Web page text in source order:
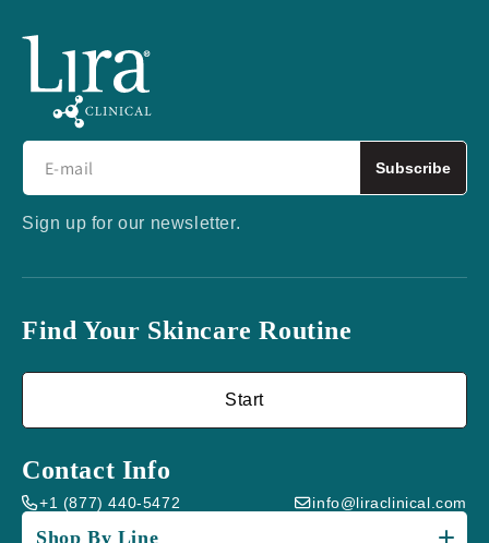
Subscribe
Sign up for our newsletter.
Find Your Skincare Routine
Start
Contact Info
+1 (877) 440-5472 info@liraclinical.com
Shop By Line